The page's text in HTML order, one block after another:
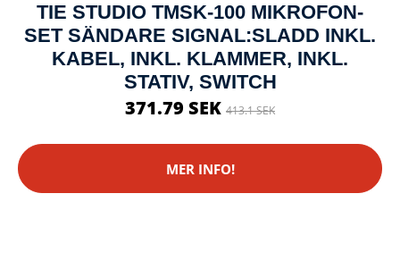
TIE STUDIO TMSK-100 MIKROFON-
SET SÄNDARE SIGNAL:SLADD INKL.
KABEL, INKL. KLAMMER, INKL.
STATIV, SWITCH
371.79 SEK 413.1 SEK
MER INFO!